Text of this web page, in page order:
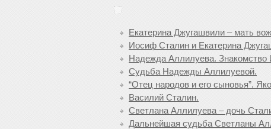
Екатерина Джугашвили – мать
Иосиф Сталин и Екатерина
Надежда Аллилуева.
Судьба Надежды Аллилуевой.
“Отец народов и его сыновья”.
Василий Сталин.
Светлана Аллилуева – дочь
Дальнейшая судьба Светланы